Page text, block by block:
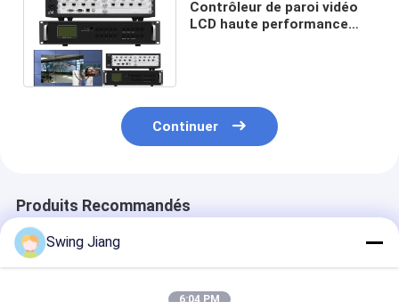
Contrôleur de paroi vidéo
LCD haute performance
Continuer
Produits Recommandés
Swing Jiang
6:04 PM